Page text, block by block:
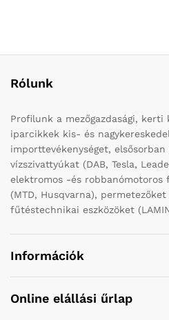
Rólunk
Profilunk a mezőgazdasági, kerti
iparcikkek kis- és
importtevékenységet, elsősorban
vízszivattyúkat (DAB, Tesla,
elektromos -és
(MTD, Husqvarna), permetezőket
fűtéstechnikai eszközöket
Információk
Online elállási űrlap